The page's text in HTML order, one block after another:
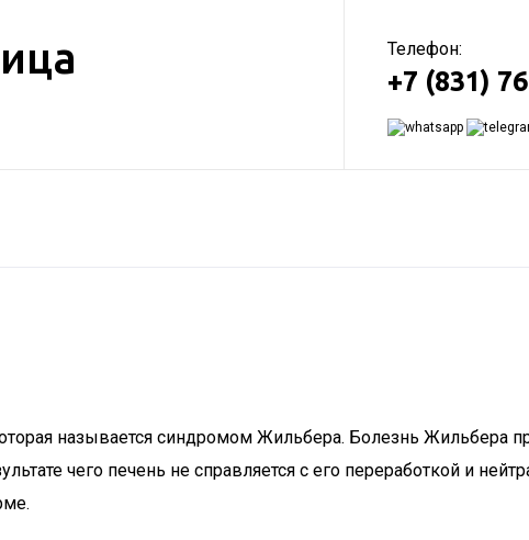
Телефон:
+7 (831)
называется синдромом Жильбера. Болезнь Жильбера
чего печень не справляется с его переработкой и